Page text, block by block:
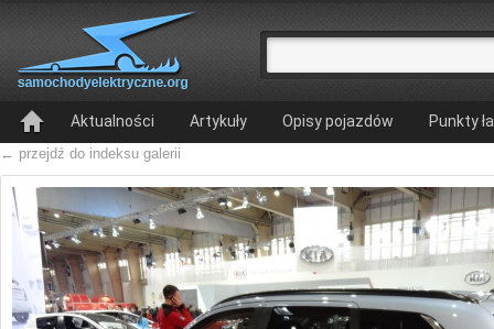
Aktualności Artykuły Opisy pojazdów Punkty
← przejdź do indeksu galerii